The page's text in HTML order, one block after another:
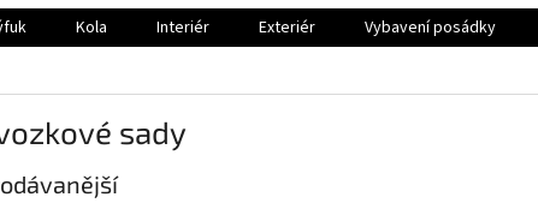
Kola Interiér Exteriér Vybavení posádky
sady